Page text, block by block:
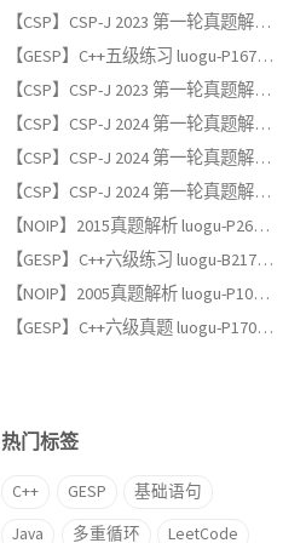
【CSP】CSP-J 2023 第一轮真题解析（二）：阅读程序题
【GESP】C++五级练习 luogu-P1678 烦恼的高考志愿
【CSP】CSP-J 2023 第一轮真题解析（一）：单项选择题
【CSP】CSP-J 2024 第一轮真题解析（三）：完善程序题
【CSP】CSP-J 2024 第一轮真题解析（二）：阅读程序题
【CSP】CSP-J 2024 第一轮真题解析（一）：单项选择题
【NOIP】2015真题解析 luogu-P2678 跳石头（适合GESP六级以上练习）
【GESP】C++六级练习 luogu-B2174, 完全背包
【NOIP】2005真题解析 luogu-P1048 采药（适合GESP六级以上练习）
【GESP】C++六级真题 luogu-P17013, [GESP202606 六级] 满二叉树
热门标签
C++ GESP 基础语句
Java 多重循环 LeetCode